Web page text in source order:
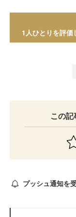
1人ひとりを評価
この
プッシュ通知を